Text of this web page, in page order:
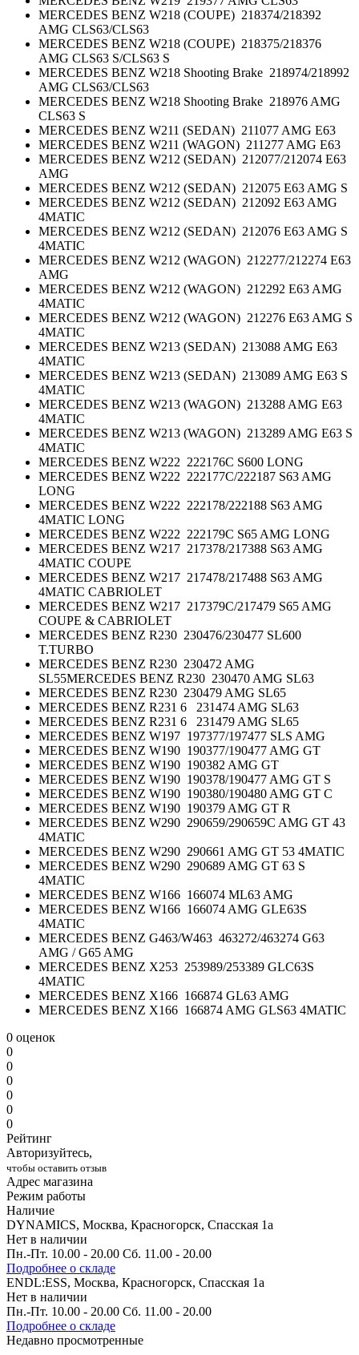
MERCEDES BENZ W218 (COUPE) 218374/218392
AMG CLS63/CLS63
MERCEDES BENZ W218 (COUPE) 218375/218376
AMG CLS63 S/CLS63 S
MERCEDES BENZ W218 Shooting Brake 218974/218992
AMG CLS63/CLS63
MERCEDES BENZ W218 Shooting Brake 218976 AMG
CLS63 S
MERCEDES BENZ W211 (SEDAN) 211077 AMG E63
MERCEDES BENZ W211 (WAGON) 211277 AMG E63
MERCEDES BENZ W212 (SEDAN) 212077/212074 E63
AMG
MERCEDES BENZ W212 (SEDAN) 212075 E63 AMG S
MERCEDES BENZ W212 (SEDAN) 212092 E63 AMG
4MATIC
MERCEDES BENZ W212 (SEDAN) 212076 E63 AMG S
4MATIC
MERCEDES BENZ W212 (WAGON) 212277/212274 E63
AMG
MERCEDES BENZ W212 (WAGON) 212292 E63 AMG
4MATIC
MERCEDES BENZ W212 (WAGON) 212276 E63 AMG S
4MATIC
MERCEDES BENZ W213 (SEDAN) 213088 AMG E63
4MATIC
MERCEDES BENZ W213 (SEDAN) 213089 AMG E63 S
4MATIC
MERCEDES BENZ W213 (WAGON) 213288 AMG E63
4MATIC
MERCEDES BENZ W213 (WAGON) 213289 AMG E63 S
4MATIC
MERCEDES BENZ W222 222176C S600 LONG
MERCEDES BENZ W222 222177C/222187 S63 AMG
LONG
MERCEDES BENZ W222 222178/222188 S63 AMG
4MATIC LONG
MERCEDES BENZ W222 222179C S65 AMG LONG
MERCEDES BENZ W217 217378/217388 S63 AMG
4MATIC COUPE
MERCEDES BENZ W217 217478/217488 S63 AMG
4MATIC CABRIOLET
MERCEDES BENZ W217 217379C/217479 S65 AMG
COUPE & CABRIOLET
MERCEDES BENZ R230 230476/230477 SL600
T.TURBO
MERCEDES BENZ R230 230472 AMG
SL55MERCEDES BENZ R230 230470 AMG SL63
MERCEDES BENZ R230 230479 AMG SL65
MERCEDES BENZ R231 6 231474 AMG SL63
MERCEDES BENZ R231 6 231479 AMG SL65
MERCEDES BENZ W197 197377/197477 SLS AMG
MERCEDES BENZ W190 190377/190477 AMG GT
MERCEDES BENZ W190 190382 AMG GT
MERCEDES BENZ W190 190378/190477 AMG GT S
MERCEDES BENZ W190 190380/190480 AMG GT C
MERCEDES BENZ W190 190379 AMG GT R
MERCEDES BENZ W290 290659/290659C AMG GT 43
4MATIC
MERCEDES BENZ W290 290661 AMG GT 53 4MATIC
MERCEDES BENZ W290 290689 AMG GT 63 S
4MATIC
MERCEDES BENZ W166 166074 ML63 AMG
MERCEDES BENZ W166 166074 AMG GLE63S
4MATIC
MERCEDES BENZ G463/W463 463272/463274 G63
AMG / G65 AMG
MERCEDES BENZ X253 253989/253389 GLC63S
4MATIC
MERCEDES BENZ X166 166874 GL63 AMG
MERCEDES BENZ X166 166874 AMG GLS63 4MATIC
0 оценок
0
0
0
0
0
0
Рейтинг
Авторизуйтесь,
чтобы оставить отзыв
Адрес магазина
Режим работы
Наличие
DYNAMICS, Москва, Красногорск, Спасская 1а
Нет в наличии
Пн.-Пт. 10.00 - 20.00 Сб. 11.00 - 20.00
Подробнее о складе
ENDL:ESS, Москва, Красногорск, Спасская 1а
Нет в наличии
Пн.-Пт. 10.00 - 20.00 Сб. 11.00 - 20.00
Подробнее о складе
Недавно просмотренные